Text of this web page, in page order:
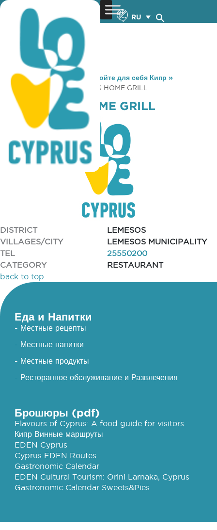
RU
You are here: Home »Откройте для себя Кипр »
Gastronomy
» SHERLOCK’S HOME GRILL
SHERLOCK’S HOME GRILL
DISTRICT
LEMESOS
VILLAGES/CITY
LEMESOS MUNICIPALITY
TEL
25550200
CATEGORY
RESTAURANT
back to top
Еда и Напитки
- Местные рецепты
- Местные напитки
- Местные продукты
- Ресторанное обслуживание и Развлечения
Брошюры (pdf)
Flavours of Cyprus: A food guide for visitors
Кипр Винные маршруты
EDEN Cyprus
Cyprus EDEN Routes
Gastronomic Calendar
EDEN Cultural Tourism: Orini Larnaka, Cyprus
Gastronomic Calendar Sweets&Pies